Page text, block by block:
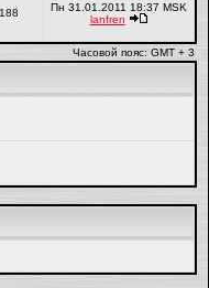
Пн 31.01.2011 18:37 MSK
lanfren
Часовой пояс: GMT + 3